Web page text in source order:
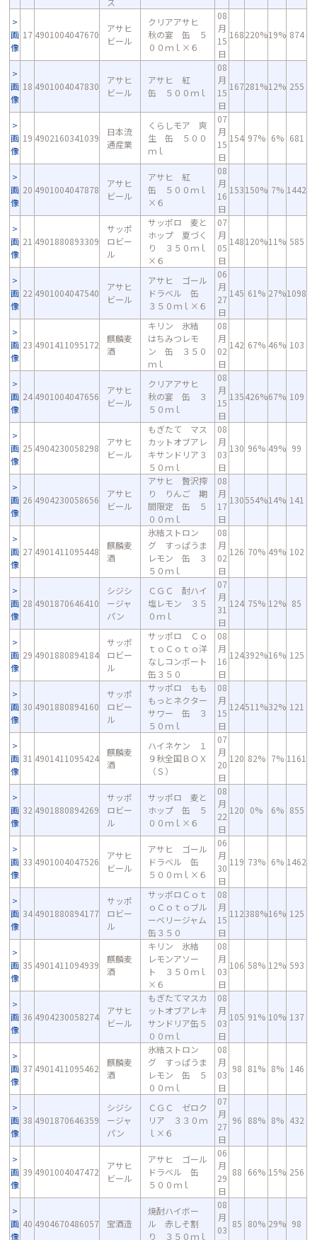
画
像
17 4901004047670
アサヒ
ビール
クリアアサヒ
秋の宴 缶 ５
００ｍｌ×６
08
月
15
日
168220%19% 874
画
像
18 4901004047830
アサヒ
ビール
アサヒ 紅
缶 ５００ｍｌ
08
月
15
日
167281%12% 255
画
像
19 4902160341039
日本流
通産業
くらしモア 爽
生 缶 ５００
ｍｌ
07
月
15
日
154 97% 6% 681
画
像
20 4901004047878
アサヒ
ビール
アサヒ 紅
缶 ５００ｍｌ
×６
08
月
16
日
153150% 7% 1442
画
像
21 4901880893309
サッポ
ロビー
ル
サッポロ 麦と
ホップ 夏づく
り ３５０ｍｌ
×６
07
月
05
日
148120%11% 585
画
像
22 4901004047540
アサヒ
ビール
アサヒ ゴール
ドラベル 缶
３５０ｍｌ×６
06
月
27
日
145 61% 27%1098
画
像
23 4901411095172
麒麟麦
酒
キリン 氷結
はちみつレモ
ン 缶 ３５０
ｍｌ
08
月
02
日
142 67% 46% 103
画
像
24 4901004047656
アサヒ
ビール
クリアアサヒ
秋の宴 缶 ３
５０ｍｌ
08
月
15
日
135426%67% 109
画
像
25 4904230058298
アサヒ
ビール
もぎたて マス
カットオブアレ
キサンドリア３
５０ｍｌ
08
月
03
日
130 96% 49% 99
画
像
26 4904230058656
アサヒ
ビール
アサヒ 贅沢搾
り りんご 期
間限定 缶 ５
００ｍｌ
08
月
17
日
130554%14% 141
画
像
27 4901411095448
麒麟麦
酒
氷結ストロン
グ すっぱうま
レモン 缶 ３
５０ｍｌ
08
月
02
日
126 70% 49% 102
画
像
28 4901870646410
シジシ
ージャ
パン
ＣＧＣ 酎ハイ
塩レモン ３５
０ｍｌ
07
月
31
日
124 75% 12% 85
画
像
29 4901880894184
サッポ
ロビー
ル
サッポロ Ｃｏ
ｔｏＣｏｔｏ洋
なしコンポート
缶３５０
08
月
16
日
124392%16% 125
画
像
30 4901880894160
サッポ
ロビー
ル
サッポロ もも
もっとネクター
サワー 缶 ３
５０ｍｌ
08
月
15
日
124511%32% 121
画
像
31 4901411095424
麒麟麦
酒
ハイネケン １
９秋全国ＢＯＸ
（Ｓ）
07
月
20
日
120 82% 7% 1161
画
像
32 4901880894269
サッポ
ロビー
ル
サッポロ 麦と
ホップ 缶 ５
００ｍｌ×６
08
月
22
日
120 0% 6% 855
画
像
33 4901004047526
アサヒ
ビール
アサヒ ゴール
ドラベル 缶
５００ｍｌ×６
06
月
30
日
119 73% 6% 1462
画
像
34 4901880894177
サッポ
ロビー
ル
サッポロＣｏｔ
ｏＣｏｔｏブル
ーベリージャム
缶３５０
08
月
15
日
112388%16% 125
画
像
35 4901411094939
麒麟麦
酒
キリン 氷結
レモンアソー
ト ３５０ｍｌ
×６
08
月
03
日
106 58% 12% 593
画
像
36 4904230058274
アサヒ
ビール
もぎたてマスカ
ットオブアレキ
サンドリア缶５
００ｍｌ
08
月
03
日
105 91% 10% 137
画
像
37 4901411095462
麒麟麦
酒
氷結ストロン
グ すっぱうま
レモン 缶 ５
００ｍｌ
08
月
03
日
98 81% 8% 146
画
像
38 4901870646359
シジシ
ージャ
パン
ＣＧＣ ゼロク
リア ３３０ｍ
ｌ×６
07
月
27
日
96 88% 8% 432
画
像
39 4901004047472
アサヒ
ビール
アサヒ ゴール
ドラベル 缶
５００ｍｌ
06
月
29
日
88 66% 15% 256
画
像
40 4904670486057 宝酒造
焼酎ハイボー
ル 赤しそ割
り ３５０ｍｌ
08
月
03
85 80% 29% 98